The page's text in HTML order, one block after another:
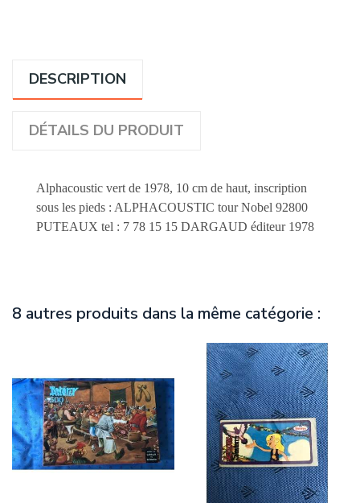
DESCRIPTION
DÉTAILS DU PRODUIT
Alphacoustic vert de 1978, 10 cm de haut, inscription
sous les pieds : ALPHACOUSTIC tour Nobel 92800
PUTEAUX tel : 7 78 15 15 DARGAUD éditeur 1978
8 autres produits dans la même catégorie :